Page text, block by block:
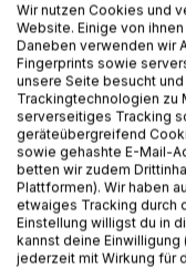
Dann begegnet sie
Er schenkt ihr
sieht Malina die
Die Propaganda. Die
zum ersten Mal
Liebe zu ihm beide
sie Brücken
hat.
Doch Liebe hat ihre
Wir nutzen Cookies und
Website. Einige von
Daneben verwenden wir
Fingerprints sowie
unsere Seite besucht
Trackingtechnologien zu
serverseitiges Tracking
geräteübergreifend
sowie gehashte E-Mail-
betten wir zudem
Plattformen). Wir haben
etwaiges Tracking durch
Einstellung willigst du in
kannst deine Einwilligung
jederzeit mit Wirkung für